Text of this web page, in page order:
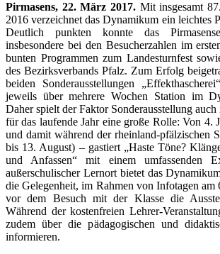
Pirmasens, 22. März 2017. Mit insgesamt
2016 verzeichnet das Dynamikum ein leichtes
Deutlich punkten konnte das
insbesondere bei den Besucherzahlen im
bunten Programmen zum Landesturnfest
des Bezirksverbands Pfalz. Zum Erfolg
beiden Sonderausstellungen
jeweils über mehrere Wochen Station im
Daher spielt der Faktor Sonderausstellung auch
für das laufende Jahr eine große Rolle: Von 4.
und damit während der rheinland-pfälzischen
bis 13. August) – gastiert „Haste Töne?
und Anfassen“ mit einem umfassenden
außerschulischer Lernort bietet das
die Gelegenheit, im Rahmen von Infotagen am
vor dem Besuch mit der Klasse die
Während der kostenfreien Lehrer-
zudem über die pädagogischen und
informieren.